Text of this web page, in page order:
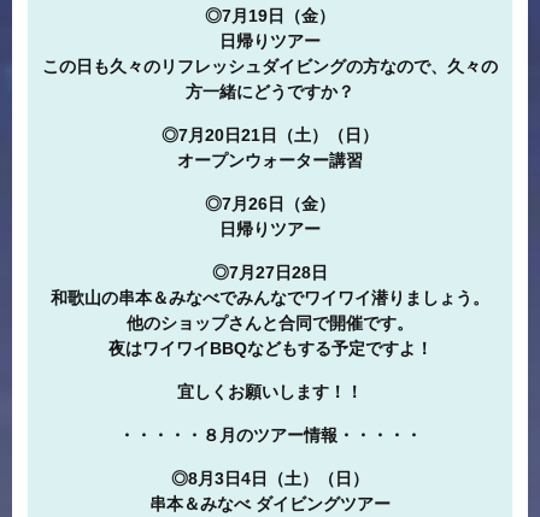
◎7月19日（金）
日帰りツアー
この日も久々のリフレッシュダイビングの方なので、久々の
方一緒にどうですか？
◎7月20日21日（土）（日）
オープンウォーター講習
◎7月26日（金）
日帰りツアー
◎7月27日28日
和歌山の串本＆みなべでみんなでワイワイ潜りましょう。
他のショップさんと合同で開催です。
夜はワイワイBBQなどもする予定ですよ！
宜しくお願いします！！
・・・・・８月のツアー情報・・・・・
◎8月3日4日（土）（日）
串本＆みなべ ダイビングツアー